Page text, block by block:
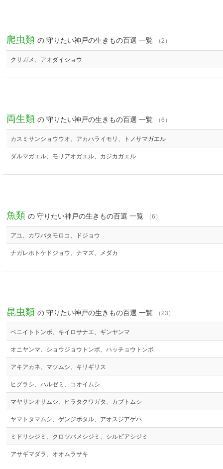
爬虫類 の 守りたい神戸の生きもの百選 一覧 （2）
クサガメ、アオダイショウ
両生類 の 守りたい神戸の生きもの百選 一覧 （6）
カスミサンショウウオ、アカハライモリ、トノサマガエル
ダルマガエル、モリアオガエル、カジカガエル
魚類 の 守りたい神戸の生きもの百選 一覧 （6）
アユ、カワバタモロコ、ドジョウ
ナガレホトケドジョウ、ナマズ、メダカ
昆虫類 の 守りたい神戸の生きもの百選 一覧 （23）
ベニイトトンボ、キイロサナエ、ギンヤンマ
オニヤンマ、ショウジョウトンボ、ハッチョウトンボ
アキアカネ、マツムシ、キリギリス
ヒグラシ、ハルゼミ、コオイムシ
マヤサンオサムシ、ヒラタクワガタ、カブトムシ
ヤマトタマムシ、ゲンジボタル、アオスジアゲハ
ミドリシジミ、クロツバメシジミ、シルビアシジミ
アサギマダラ、オオムラサキ